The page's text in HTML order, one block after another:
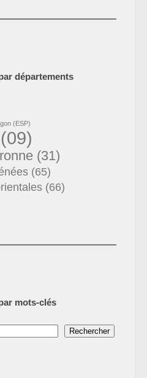
départements
(ESP)
(31)
(65)
(66)
mots-clés
Rechercher